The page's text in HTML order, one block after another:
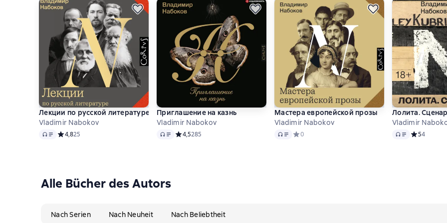
Лекции по русской литературе
Vladimir Nabokov
Audio Средний рейтинг 4,8 на основе 25 оценок
4,825
Приглашение на казнь
Vladimir Nabokov
Audio Средний рейтинг 4,5 на основе 285 оценок
4,5285
Мастера европейской прозы
Vladimir Nabokov
Audio Средний рейтинг 0 на основе 0 оценок
0
Лолита.
Vladimir
Audio Средний
54
Alle Bücher des Autors
Nach Serien Nach Neuheit Nach Beliebtheit